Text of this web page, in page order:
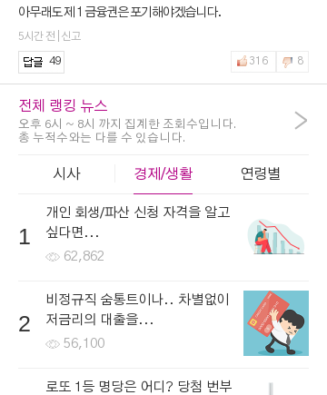
아무래도 제 1 금융권은 포기해야겠습니다.
5시간 전 | 신고
49 316 8
전체 랭킹 뉴스
오후 6시 ~ 8시 까지 집계한 조회수입니다.
총 누적수와는 다를 수 있습니다.
>
시사 경제/생활 연령별
1
개인 회생/파산 신청 자격을 알고
싶다면...
62,862
2
비정규직 숨통트이나.. 차별없이
저금리의 대출을...
56,100
로또 1등 명당은 어디? 당첨 번부